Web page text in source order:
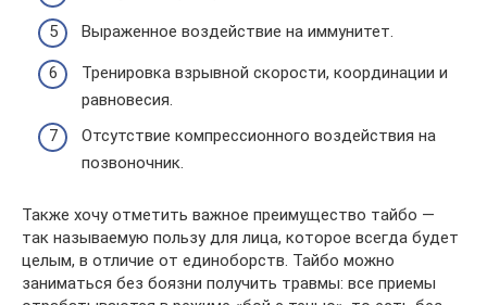
Выраженное воздействие на иммунитет.
Тренировка взрывной скорости, координации и
равновесия.
Отсутствие компрессионного воздействия на
позвоночник.
Также хочу отметить важное преимущество тайбо —
так называемую пользу для лица, которое всегда будет
целым, в отличие от единоборств. Тайбо можно
заниматься без боязни получить травмы: все приемы